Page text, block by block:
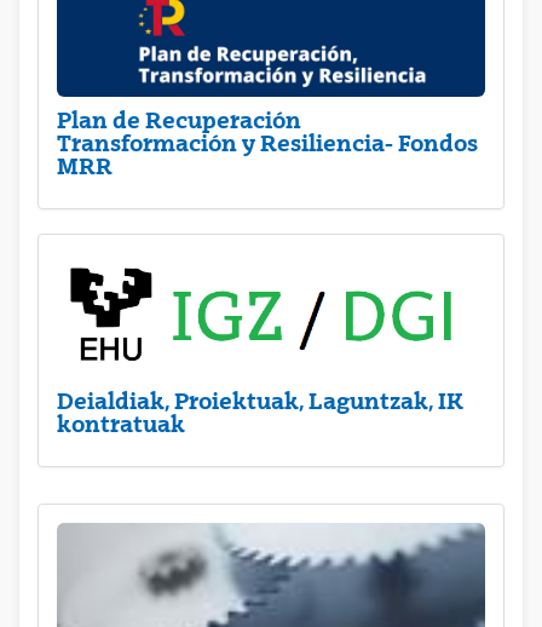
Plan de Recuperación
Transformación y Resiliencia- Fondos
MRR
Deialdiak, Proiektuak, Laguntzak, IK
kontratuak